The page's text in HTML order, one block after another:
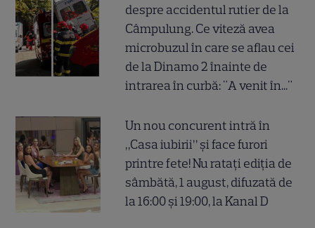
despre accidentul rutier de la
Câmpulung. Ce viteză avea
microbuzul în care se aflau cei
de la Dinamo 2 înainte de
intrarea în curbă: "A venit în..."
Un nou concurent intră în
„Casa iubirii” și face furori
printre fete! Nu ratați ediția de
sâmbătă, 1 august, difuzată de
la 16:00 și 19:00, la Kanal D